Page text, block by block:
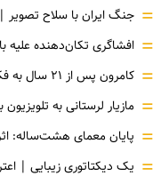
= جنگ ایران با سلاح تصویر
= افشاگری‌ تکان‌دهنده علیه
= کامرون پس از ۲۱ سال به فکر واگذاری «آواتار» افتاد
= مازیار لرستانی به
= پایان معمای هشت‌ساله:
= یک دیکتاتوری زیبایی |